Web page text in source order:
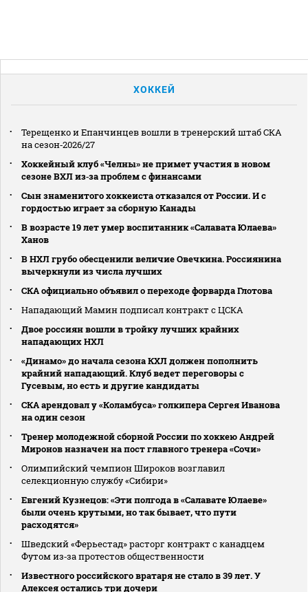
ХОККЕЙ
Терещенко и Епанчинцев вошли в тренерский штаб СКА
на сезон‑2026/27
Хоккейный клуб «Челны» не примет участия в новом
сезоне ВХЛ из‑за проблем с финансами
Сын знаменитого хоккеиста отказался от России. И с
гордостью играет за сборную Канады
В возрасте 19 лет умер воспитанник «Салавата Юлаева»
Ханов
В НХЛ грубо обесценили величие Овечкина. Россиянина
вычеркнули из числа лучших
СКА официально объявил о переходе форварда Глотова
Нападающий Мамин подписал контракт с ЦСКА
Двое россиян вошли в тройку лучших крайних
нападающих НХЛ
«Динамо» до начала сезона КХЛ должен пополнить
крайний нападающий. Клуб ведет переговоры с
Гусевым, но есть и другие кандидаты
СКА арендовал у «Коламбуса» голкипера Сергея Иванова
на один сезон
Тренер молодежной сборной России по хоккею Андрей
Миронов назначен на пост главного тренера «Сочи»
Олимпийский чемпион Широков возглавил
селекционную службу «Сибири»
Евгений Кузнецов: «Эти полгода в «Салавате Юлаеве»
были очень крутыми, но так бывает, что пути
расходятся»
Шведский «Ферьестад» расторг контракт с канадцем
Футом из‑за протестов общественности
Известного российского вратаря не стало в 39 лет. У
Алексея остались три дочери